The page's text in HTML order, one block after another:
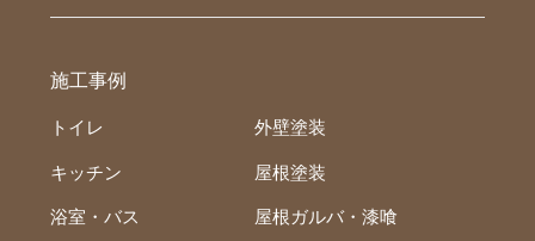
施工事例
トイレ
キッチン
浴室・バス
外壁塗装
屋根塗装
屋根ガルバ・漆喰